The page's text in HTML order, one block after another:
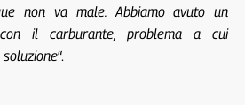
non va male. Abbiamo avuto un
il carburante, problema a cui
“.